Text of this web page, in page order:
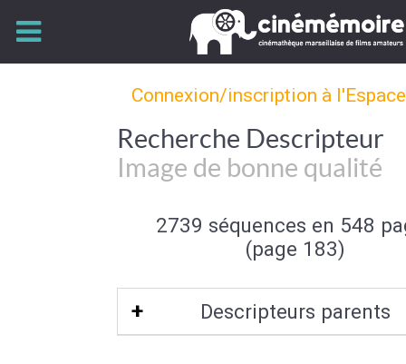
Connexion/inscription à
Recherche Descripteur
Image de bonne qualité
2739 séquences en 548
(page 183)
Descripteurs parents